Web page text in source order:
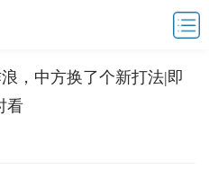
，中方换了个新打法|即
看